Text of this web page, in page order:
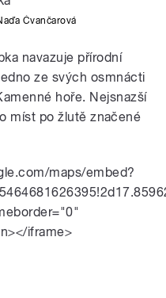
Čvančarová
navazuje přírodní
ze svých osmnácti
hoře. Nejsnazší
míst po žlutě značené
maps/embed?
iframe>